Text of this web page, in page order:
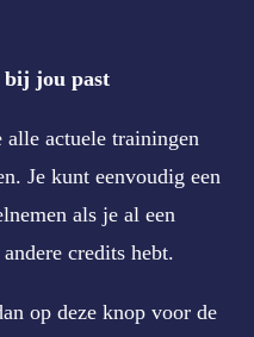
bij jou past
actuele trainingen
Je kunt eenvoudig een
als je al een
credits hebt.
op deze knop voor de